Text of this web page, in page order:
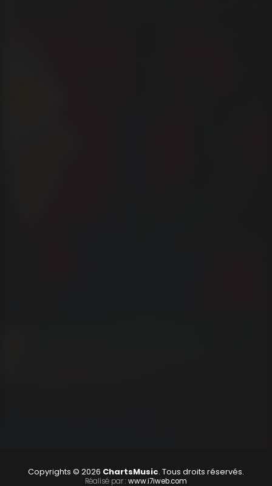
Copyrights © 2026 ChartsMusic. Tous droits réservés.
Réalisé par :www.i7iweb.com